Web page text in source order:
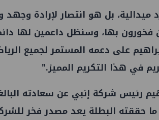
بل هو انتصار لإرادة وجهد
بها، وسنظل داعمين لها
على دعمه المستمر لجميع
في هذا التكريم المميز."
رئيس شركة إنبي عن سعادته
ما حققته البطلة يعد مصدر فخر